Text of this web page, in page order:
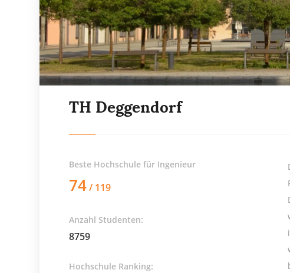
TH Deggendorf
Beste Hochschule für Ingenieur
74/ 119
Anzahl Studenten:
8759
Hochschule Ranking: